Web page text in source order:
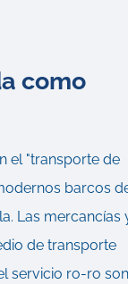
como
el "transporte de
barcos
Las mercancías
de transporte
servicio ro-ro